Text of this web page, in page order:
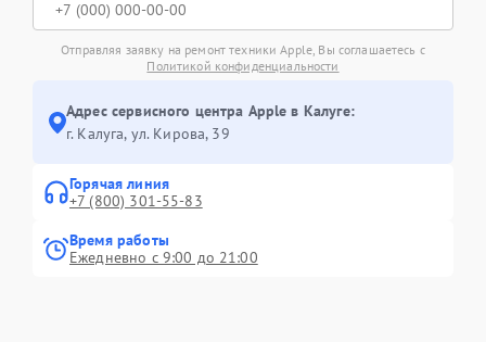
Отправляя заявку на ремонт техники Apple, Вы соглашаетесь с
Политикой конфиденциальности
Адрес сервисного центра Apple в Калуге:
г. Калуга, ул. Кирова, 39
Горячая линия
+7 (800) 301-55-83
Время работы
Ежедневно с 9:00 до 21:00